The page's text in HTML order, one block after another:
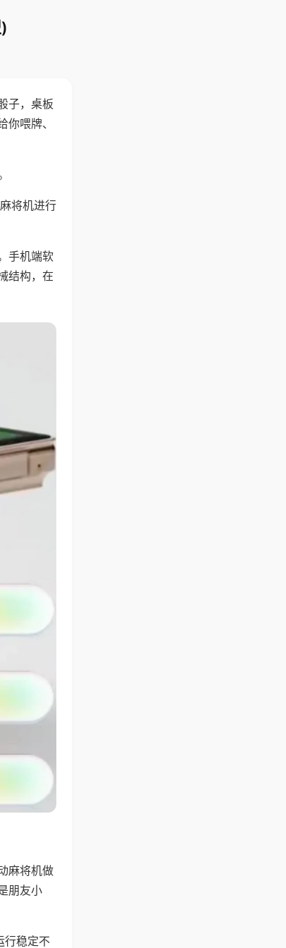
子，桌板
喂牌、
将机进行
手机端软
结构，在
麻将机做
朋友小
行稳定不